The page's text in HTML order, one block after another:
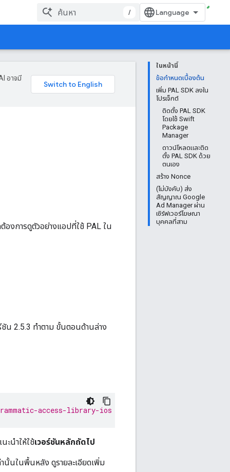
/
ในหน้านี้
ข้อกำหนดเบื้องต้น
เพิ่ม PAL SDK ลงใน
โปรเจ็กต์
ติดตั้ง PAL SDK
โดยใช้ Swift
Package
Manager
ดาวน์โหลดและติด
ตั้ง PAL SDK ด้วย
ตนเอง
สร้าง Nonce
(ไม่บังคับ) ส่ง
สัญญาณ Google
Ad Manager ผ่าน
เซิร์ฟเวอร์โฆษณา
บุคคลที่สาม
อาจมี
องการดูตัวอย่างแอปที่ใช้ PAL ใน
น 2.5.3 ทำตาม ขั้นตอนด้านล่าง
access-library-ios
ะนําให้ใช้เวอร์ชันหลักถัดไป
นั้นในพื้นหลัง ดูรายละเอียดเพิ่ม